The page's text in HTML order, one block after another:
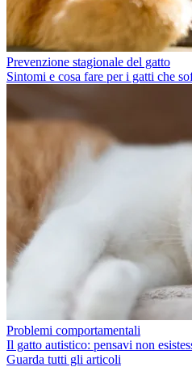
Prevenzione stagionale del gatto
Sintomi e cosa fare per i gatti che
Problemi comportamentali
Il gatto autistico: pensavi non
Guarda tutti gli articoli